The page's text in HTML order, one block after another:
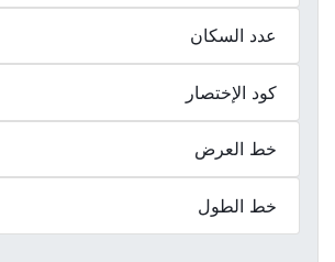
عدد السكان
كود الإختصار
خط العرض
خط الطول